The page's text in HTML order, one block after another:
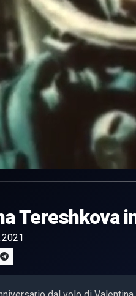
Tereshkova